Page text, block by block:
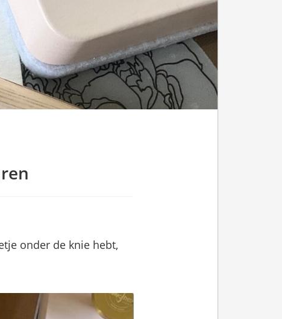
onder de knie hebt,